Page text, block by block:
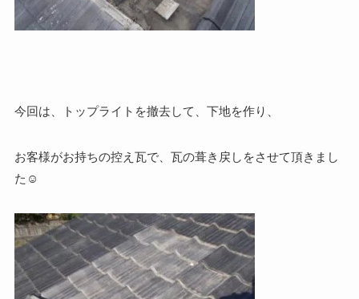
今回は、トップライトを撤去して、下地を作り、
お客様がお持ちの控え瓦で、瓦の葺き戻しをさせて頂きまし
た☺